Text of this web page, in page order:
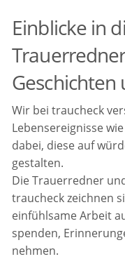
Einblicke in
Wir bei traucheck
Lebensereignisse
dabei, diese auf
gestalten.
Die Trauerredner
traucheck zeichnen
einfühlsame Arbeit
spenden,
nehmen.